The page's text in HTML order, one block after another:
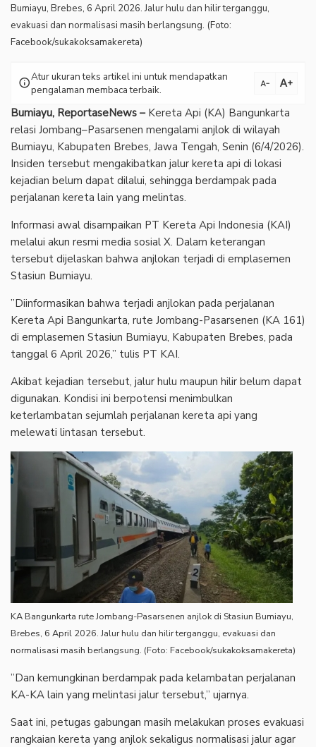
Bumiayu, Brebes, 6 April 2026. Jalur hulu dan hilir terganggu,
evakuasi dan normalisasi masih berlangsung. (Foto:
Facebook/sukakoksamakereta)
infoAtur ukuran teks artikel ini untuk mendapatkan
pengalaman membaca terbaik.
text_decrease text_increase
Bumiayu, ReportaseNews –Kereta Api (KA) Bangunkarta
relasi Jombang–Pasarsenen mengalami anjlok di wilayah
Bumiayu, Kabupaten Brebes, Jawa Tengah, Senin (6/4/2026).
Insiden tersebut mengakibatkan jalur kereta api di lokasi
kejadian belum dapat dilalui, sehingga berdampak pada
perjalanan kereta lain yang melintas.
‎Informasi awal disampaikan PT Kereta Api Indonesia (KAI)
melalui akun resmi media sosial X. Dalam keterangan
tersebut dijelaskan bahwa anjlokan terjadi di emplasemen
Stasiun Bumiayu.
‎”Diinformasikan bahwa terjadi anjlokan pada perjalanan
Kereta Api Bangunkarta, rute Jombang-Pasarsenen (KA 161)
di emplasemen Stasiun Bumiayu, Kabupaten Brebes, pada
tanggal 6 April 2026,” tulis PT KAI.
‎Akibat kejadian tersebut, jalur hulu maupun hilir belum dapat
digunakan. Kondisi ini berpotensi menimbulkan
keterlambatan sejumlah perjalanan kereta api yang
melewati lintasan tersebut.
KA Bangunkarta rute Jombang-Pasarsenen anjlok di Stasiun Bumiayu,
Brebes, 6 April 2026. Jalur hulu dan hilir terganggu, evakuasi dan
normalisasi masih berlangsung. (Foto: Facebook/sukakoksamakereta)
‎”Dan kemungkinan berdampak pada kelambatan perjalanan
KA-KA lain yang melintasi jalur tersebut,” ujarnya.
‎Saat ini, petugas gabungan masih melakukan proses evakuasi
rangkaian kereta yang anjlok sekaligus normalisasi jalur agar